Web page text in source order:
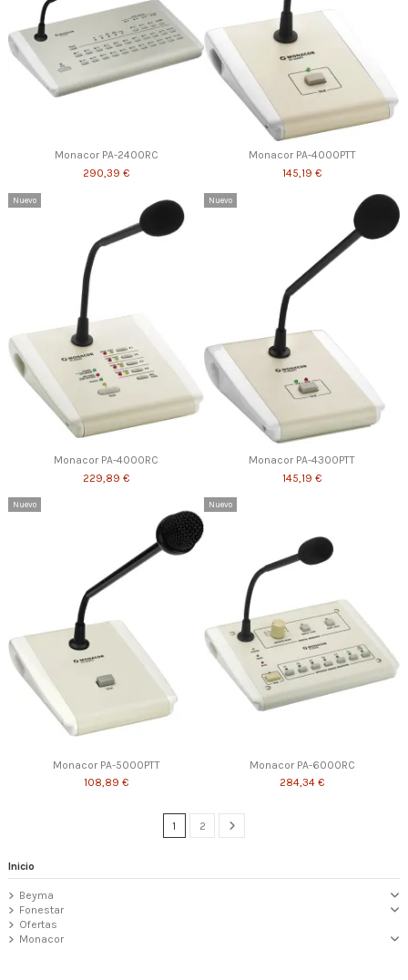
Monacor PA-2400RC
290,39 €
Monacor PA-4000PTT
145,19 €
Nuevo
Monacor PA-4000RC
229,89 €
Nuevo
Monacor PA-4300PTT
145,19 €
Nuevo
Monacor PA-5000PTT
108,89 €
Nuevo
Monacor PA-6000RC
284,34 €
1 2
Inicio
Beyma
Fonestar
Ofertas
Monacor